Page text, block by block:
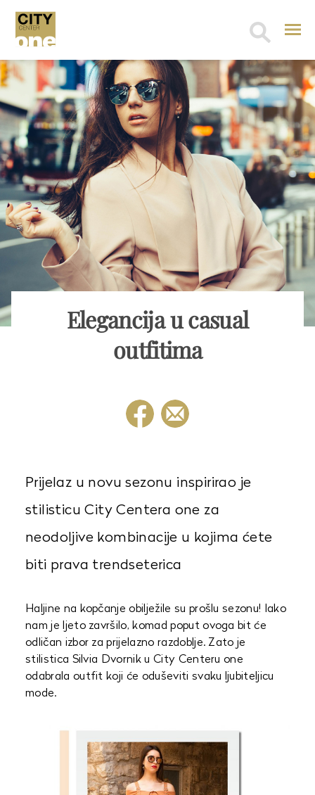
Search
Elegancija u casual
outfitima
Prijelaz u novu sezonu inspirirao je
stilisticu City Centera one za
neodoljive kombinacije u kojima ćete
biti prava trendseterica
Haljine na kopčanje obilježile su prošlu sezonu! Iako
nam je ljeto završilo, komad poput ovoga bit će
odličan izbor za prijelazno razdoblje. Zato je
stilistica Silvia Dvornik u City Centeru one
odabrala outfit koji će oduševiti svaku ljubiteljicu
mode.